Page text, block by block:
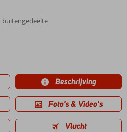
buitengedeelte
Beschrijving
Foto's & Video's
Vlucht